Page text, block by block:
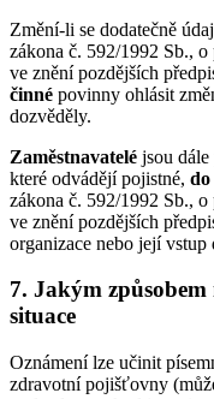
Změní-li se dodatečně
zákona č. 592/1992 Sb.,
ve znění pozdějších
činné povinny ohlásit
dozvěděly.
Zaměstnavatelé jsou
které odvádějí pojistné, do
zákona č. 592/1992 Sb.,
ve znění pozdějších
organizace nebo její vstup
7. Jakým
situace
Oznámení lze učinit
zdravotní pojišťovny